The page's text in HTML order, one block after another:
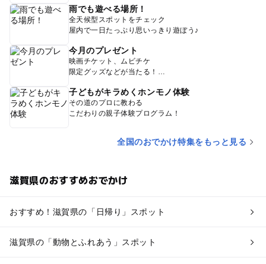
雨でも遊べる場所！
全天候型スポットをチェック
屋内で一日たっぷり思いっきり遊ぼう♪
今月のプレゼント
映画チケット、ムビチケ
限定グッズなどが当たる！
子どもがキラめくホンモノ体験
その道のプロに教わる
こだわりの親子体験プログラム！
全国のおでかけ特集をもっと見る
滋賀県のおすすめおでかけ
おすすめ！滋賀県の「日帰り」スポット
滋賀県の「動物とふれあう」スポット